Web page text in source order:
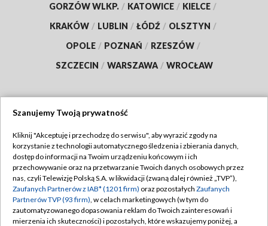
GORZÓW WLKP. / KATOWICE / KIELCE /
KRAKÓW / LUBLIN / ŁÓDŹ / OLSZTYN /
OPOLE / POZNAŃ / RZESZÓW /
SZCZECIN / WARSZAWA / WROCŁAW
TVP
Abonament TVP
Emisja w TVP
Centrum informacji TVP
Regulamin TVP
Polityka prywatności
Moje zgody
Szanujemy Twoją prywatność
Kliknij "Akceptuję i przechodzę do serwisu", aby wyrazić zgody na
korzystanie z technologii automatycznego śledzenia i zbierania danych,
dostęp do informacji na Twoim urządzeniu końcowym i ich
przechowywanie oraz na przetwarzanie Twoich danych osobowych przez
nas, czyli Telewizję Polską S.A. w likwidacji (zwaną dalej również „TVP”),
Zaufanych Partnerów z IAB* (1201 firm) oraz pozostałych Zaufanych
Partnerów TVP (93 firm), w celach marketingowych (w tym do
zautomatyzowanego dopasowania reklam do Twoich zainteresowań i
mierzenia ich skuteczności) i pozostałych, które wskazujemy poniżej, a